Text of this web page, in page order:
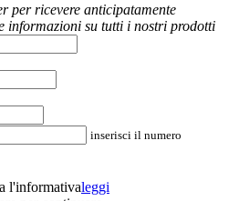
per ricevere anticipatamente
informazioni su tutti i nostri prodotti
inserisci il numero
l'informativaleggi